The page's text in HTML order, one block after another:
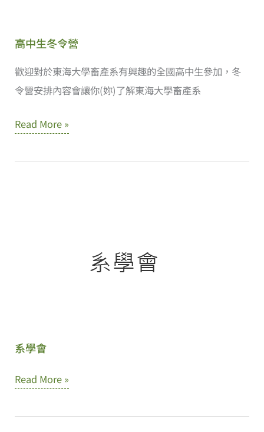
高中生冬令營
歡迎對於東海大學畜產系有興趣的全國高中生參加，冬
令營安排內容會讓你(妳)了解東海大學畜產系
高
生
Read More »
系學會
系
會
Read More »